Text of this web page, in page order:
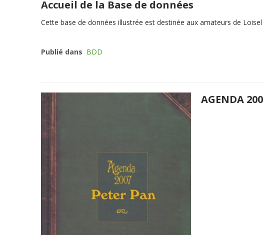
Accueil de la Base de données
Cette base de données illustrée est destinée aux amateurs de
Publié dans BDD
AGENDA